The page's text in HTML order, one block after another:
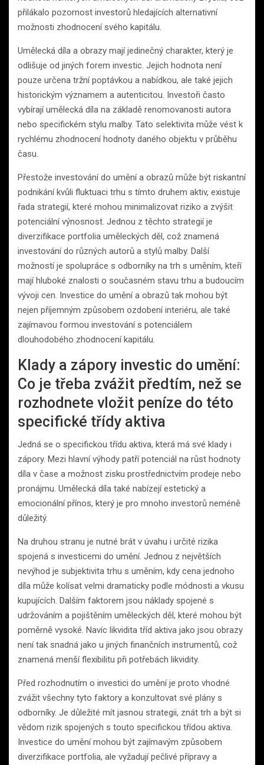
přilákalo pozornost investorů hledajících alternativní
možnosti zhodnocení svého kapitálu.
Umělecká díla a obrazy mají jedinečný charakter, který je
odlišuje od jiných forem investic. Jejich hodnota není
pouze určena tržní poptávkou a nabídkou, ale také jejich
historickým významem a autenticitou. Investoři často
vybírají umělecká díla na základě renomovanosti autora
nebo specifickém stylu malby. Tato selektivita může vést k
rychlému zhodnocení hodnoty daného objektu v průběhu
času.
Přestože investování do umění a obrazů může být riskantní
podnikání kvůli fluktuaci trhu s tímto druhem aktiv, existuje
řada strategií, které mohou minimalizovat riziko a zvýšit
potenciální výnosnost. Jednou z těchto strategií je
diverzifikace portfolia uměleckých děl, což znamená
investování do různých autorů a stylů malby. Další
možností je spolupráce s odborníky na trh s uměním, kteří
mají hluboké znalosti o současném stavu trhu a budoucím
vývoji cen. Investice do umění a obrazů tak mohou být
nejen příjemným způsobem ozdobení interiéru, ale také
zajímavou formou investování s potenciálem
dlouhodobého zhodnocení kapitálu.
Klady a zápory investic do umění:
Co je třeba zvážit předtím, než se
rozhodnete vložit peníze do této
specifické třídy aktiva
Jedná se o specifickou třídu aktiva, která má své klady i
zápory. Mezi hlavní výhody patří potenciál na růst hodnoty
díla v čase a možnost zisku prostřednictvím prodeje nebo
pronájmu. Umělecká díla také nabízejí estetický a
emocionální přínos, který je pro mnoho investorů neméně
důležitý.
Na druhou stranu je nutné brát v úvahu i určité rizika
spojená s investicemi do umění. Jednou z největších
nevýhod je subjektivita trhu s uměním, kdy cena jednoho
díla může kolísat velmi dramaticky podle módnosti a vkusu
kupujících. Dalším faktorem jsou náklady spojené s
udržováním a pojištěním uměleckých děl, které mohou být
poměrně vysoké. Navíc likvidita tříd aktiva jako jsou obrazy
není tak snadná jako u jiných finančních instrumentů, což
znamená menší flexibilitu při potřebách likvidity.
Před rozhodnutím o investici do umění je proto vhodné
zvážit všechny tyto faktory a konzultovat své plány s
odborníky. Je důležité mít jasnou strategii, znát trh a být si
vědom rizik spojených s touto specifickou třídou aktiva.
Investice do umění mohou být zajímavým způsobem
diverzifikace portfolia, ale vyžadují pečlivé přípravy a